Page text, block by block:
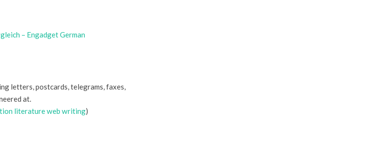
– Engadget German
letters, postcards, telegrams, faxes,
at.
literatureweb writing)